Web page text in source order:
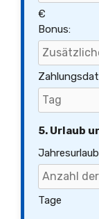
€
Bonus:
5. Urlaub
Tage